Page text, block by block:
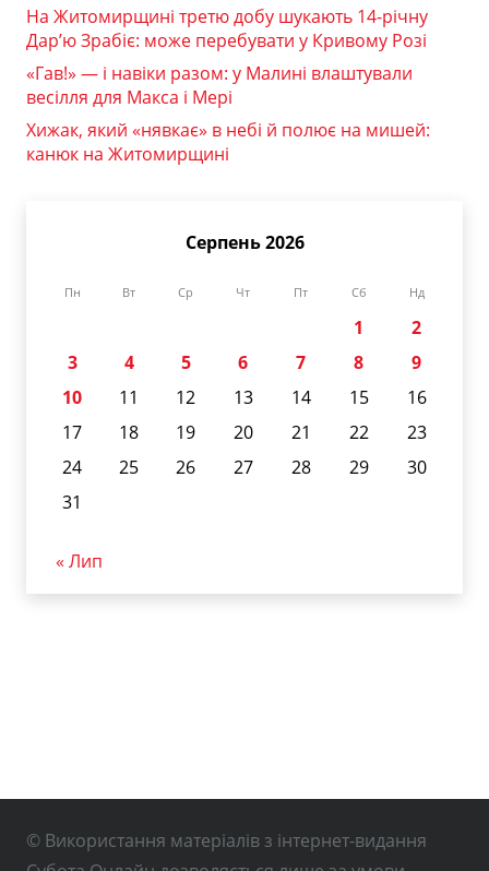
На Житомирщині третю добу шукають 14-річну
Дар’ю Зрабіє: може перебувати у Кривому Розі
«Гав!» — і навіки разом: у Малині влаштували
весілля для Макса і Мері
Хижак, який «нявкає» в небі й полює на мишей:
канюк на Житомирщині
Серпень 2026
Пн Вт Ср Чт Пт Сб Нд
1
2
3
4 5 6 7 8
9
10
11 12 13 14 15
16
17
18 19 20 21 22
23
24
25 26 27 28 29
30
31
« Лип
© Використання матеріалів з інтернет-видання